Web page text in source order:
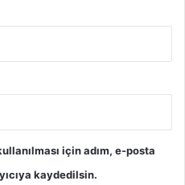
için adım, e-posta
kaydedilsin.